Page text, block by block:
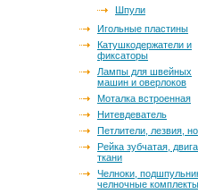
Шпули
Игольные пластины
Катушкодержатели и
фиксаторы
Лампы для швейных
машин и оверлоков
Моталка встроенная
Нитевдеватель
Петлители, лезвия,
Рейка зубчатая,
ткани
Челноки,
челночные комплекты